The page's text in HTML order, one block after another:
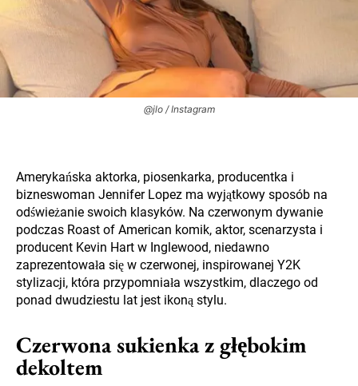
@jlo / Instagram
Amerykańska aktorka, piosenkarka, producentka i
bizneswoman Jennifer Lopez ma wyjątkowy sposób na
odświeżanie swoich klasyków. Na czerwonym dywanie
podczas Roast of American komik, aktor, scenarzysta i
producent Kevin Hart w Inglewood, niedawno
zaprezentowała się w czerwonej, inspirowanej Y2K
stylizacji, która przypomniała wszystkim, dlaczego od
ponad dwudziestu lat jest ikoną stylu.
Czerwona sukienka z głębokim
dekoltem